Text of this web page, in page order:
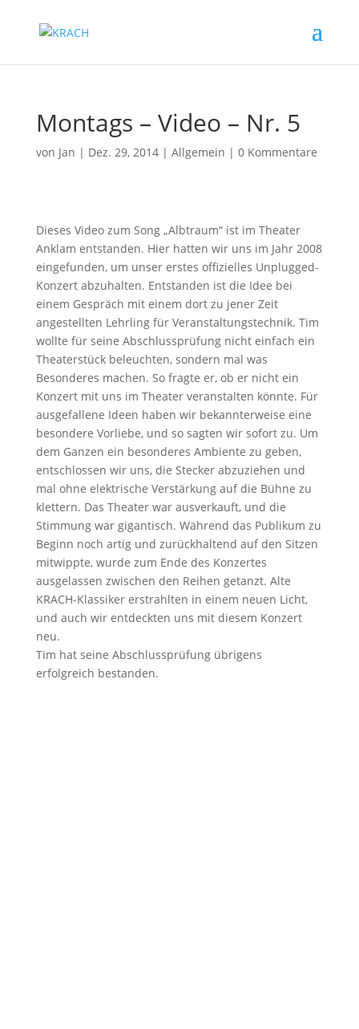
Montags – Video – Nr. 5
von Jan | Dez. 29, 2014| Allgemein | 0 Kommentare
Dieses Video zum Song „Albtraum“ ist im Theater
Anklam entstanden. Hier hatten wir uns im Jahr 2008
eingefunden, um unser erstes offizielles Unplugged-
Konzert abzuhalten. Entstanden ist die Idee bei
einem Gespräch mit einem dort zu jener Zeit
angestellten Lehrling für Veranstaltungstechnik. Tim
wollte für seine Abschlussprüfung nicht einfach ein
Theaterstück beleuchten, sondern mal was
Besonderes machen. So fragte er, ob er nicht ein
Konzert mit uns im Theater veranstalten könnte. Für
ausgefallene Ideen haben wir bekannterweise eine
besondere Vorliebe, und so sagten wir sofort zu. Um
dem Ganzen ein besonderes Ambiente zu geben,
entschlossen wir uns, die Stecker abzuziehen und
mal ohne elektrische Verstärkung auf die Bühne zu
klettern. Das Theater war ausverkauft, und die
Stimmung war gigantisch. Während das Publikum zu
Beginn noch artig und zurückhaltend auf den Sitzen
mitwippte, wurde zum Ende des Konzertes
ausgelassen zwischen den Reihen getanzt. Alte
KRACH-Klassiker erstrahlten in einem neuen Licht,
und auch wir entdeckten uns mit diesem Konzert
neu.
Tim hat seine Abschlussprüfung übrigens
erfolgreich bestanden.